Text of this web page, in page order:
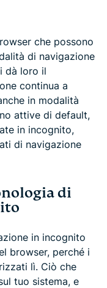
che possono
di navigazione
dà loro il
continua a
in modalità
attive di default,
in incognito,
di navigazione
di
in incognito
browser, perché i
lì. Ciò che
tuo sistema, e